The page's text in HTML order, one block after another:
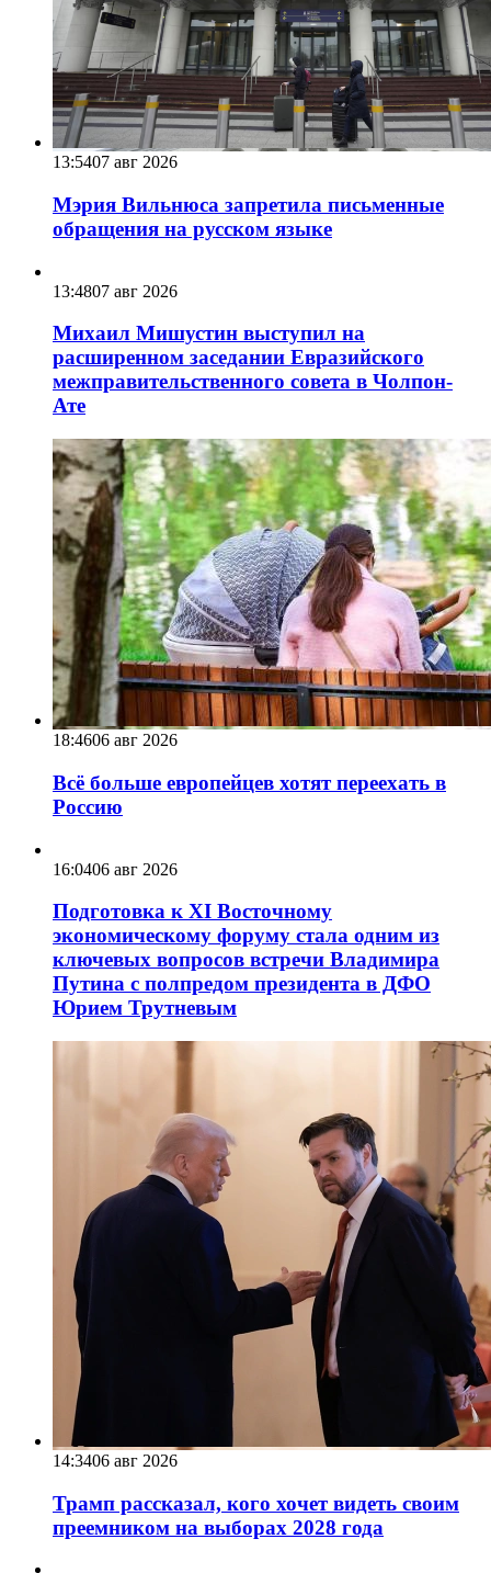
13:5407 авг 2026
Мэрия Вильнюса запретила письменные
обращения на русском языке
13:4807 авг 2026
Михаил Мишустин выступил на
расширенном заседании Евразийского
межправительственного совета в Чолпон-
Ате
18:4606 авг 2026
Всё больше европейцев хотят переехать в
Россию
16:0406 авг 2026
Подготовка к XI Восточному
экономическому форуму стала одним из
ключевых вопросов встречи Владимира
Путина с полпредом президента в ДФО
Юрием Трутневым
14:3406 авг 2026
Трамп рассказал, кого хочет видеть своим
преемником на выборах 2028 года